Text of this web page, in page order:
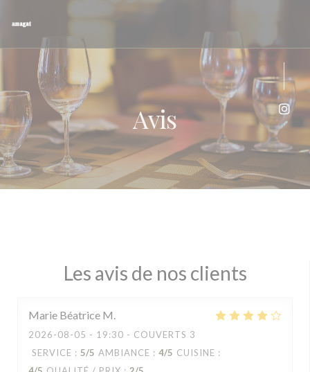
Avis
Les avis de nos clients
Marie Béatrice M
2026-08-05 - 19:30 - COUVERTS 3
SERVICE : 5/5 AMBIANCE : 4/5 CUISINE :